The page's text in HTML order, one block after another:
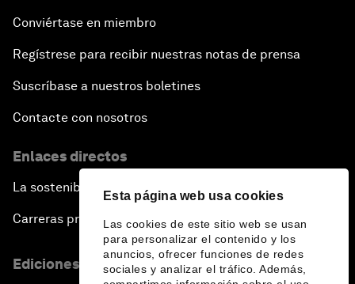
Esta página web usa cookies
Las cookies de este sitio web se usan
para personalizar el contenido y los
anuncios, ofrecer funciones de redes
sociales y analizar el tráfico. Además,
Conviértase en miembro
Regístrese para recibir nuestras notas de prensa
Suscríbase a nuestros boletines
Contacte con nosotros
Enlaces directos
La sostenibilidad en el Foro
Carreras profesionales
Ediciones en otros idiomas